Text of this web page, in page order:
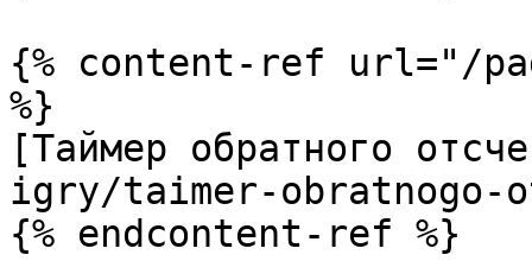
{% content-ref url="/
%}
[Таймер обратного
igry/taimer-obratnogo-
{% endcontent-ref %}